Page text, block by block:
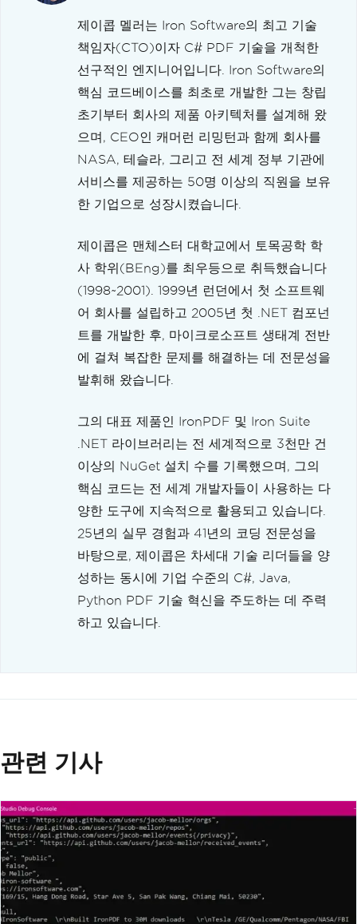
제이콥 멜러는 Iron Software의 최고 기술
책임자(CTO)이자 C# PDF 기술을 개척한
선구적인 엔지니어입니다. Iron Software의
핵심 코드베이스를 최초로 개발한 그는 창립
초기부터 회사의 제품 아키텍처를 설계해 왔
으며, CEO인 캐머런 리밍턴과 함께 회사를
NASA, 테슬라, 그리고 전 세계 정부 기관에
서비스를 제공하는 50명 이상의 직원을 보유
한 기업으로 성장시켰습니다.
제이콥은 맨체스터 대학교에서 토목공학 학
사 학위(BEng)를 최우등으로 취득했습니다
(1998~2001). 1999년 런던에서 첫 소프트웨
어 회사를 설립하고 2005년 첫 .NET 컴포넌
트를 개발한 후, 마이크로소프트 생태계 전반
에 걸쳐 복잡한 문제를 해결하는 데 전문성을
발휘해 왔습니다.
그의 대표 제품인 IronPDF 및 Iron Suite
.NET 라이브러리는 전 세계적으로 3천만 건
이상의 NuGet 설치 수를 기록했으며, 그의
핵심 코드는 전 세계 개발자들이 사용하는 다
양한 도구에 지속적으로 활용되고 있습니다.
25년의 실무 경험과 41년의 코딩 전문성을
바탕으로, 제이콥은 차세대 기술 리더들을 양
성하는 동시에 기업 수준의 C#, Java,
Python PDF 기술 혁신을 주도하는 데 주력
하고 있습니다.
관련 기사